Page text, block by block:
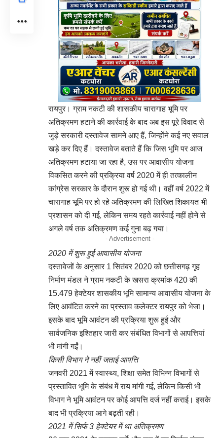
रायपुर। ग्राम नकटी की शासकीय चारागाह भूमि पर
अतिक्रमण हटाने की कार्रवाई के बाद अब इस पूरे विवाद से
जुड़े सरकारी दस्तावेज सामने आए हैं, जिन्होंने कई नए सवाल
खड़े कर दिए हैं। दस्तावेज बताते हैं कि जिस भूमि पर आज
अतिक्रमण हटाया जा रहा है, उस पर आवासीय योजना
विकसित करने की प्रक्रिया वर्ष 2020 में ही तत्कालीन
कांग्रेस सरकार के दौरान शुरू हो गई थी। वहीं वर्ष 2022 में
चारागाह भूमि पर हो रहे अतिक्रमण की लिखित शिकायत भी
प्रशासन को दी गई, लेकिन समय रहते कार्रवाई नहीं होने से
अगले वर्ष तक अतिक्रमण कई गुना बढ़ गया।
- Advertisement -
2020 में शुरू हुई आवासीय योजना
दस्तावेजों के अनुसार 1 सितंबर 2020 को छत्तीसगढ़ गृह
निर्माण मंडल ने ग्राम नकटी के खसरा क्रमांक 420 की
15.479 हेक्टेयर शासकीय भूमि सामान्य आवासीय योजना के
लिए आवंटित करने का प्रस्ताव कलेक्टर रायपुर को भेजा।
इसके बाद भूमि आवंटन की प्रक्रिया शुरू हुई और
सार्वजनिक इश्तिहार जारी कर संबंधित विभागों से आपत्तियां
भी मांगी गईं।
किसी विभाग ने नहीं जताई आपत्ति
जनवरी 2021 में स्वास्थ्य, शिक्षा समेत विभिन्न विभागों से
प्रस्तावित भूमि के संबंध में राय मांगी गई, लेकिन किसी भी
विभाग ने भूमि आवंटन पर कोई आपत्ति दर्ज नहीं कराई। इसके
बाद भी प्रक्रिया आगे बढ़ती रही।
2021 में सिर्फ 3 हेक्टेयर में था अतिक्रमण